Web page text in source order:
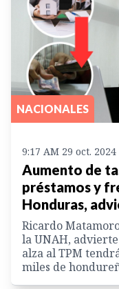
NACIONALES
9:17 AM 29 oct. 2024
Aumento de
préstamos y
Honduras,
Ricardo
la UNAH,
alza al TPM
miles de